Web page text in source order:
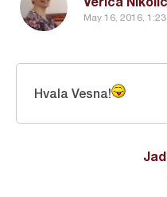
May 16, 2016,
Hvala Vesna!